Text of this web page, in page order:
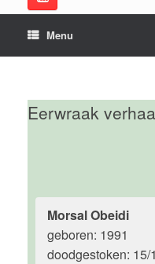
Menu
Eerwraak
Morsal Obeidi
geboren: 1991
doodgestoken: 15/